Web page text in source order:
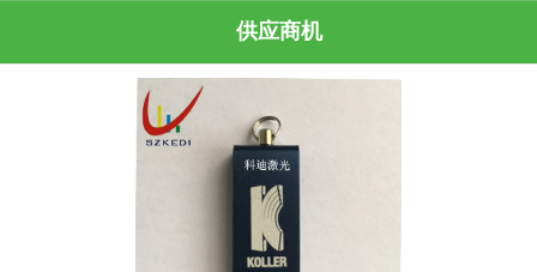
供应商机